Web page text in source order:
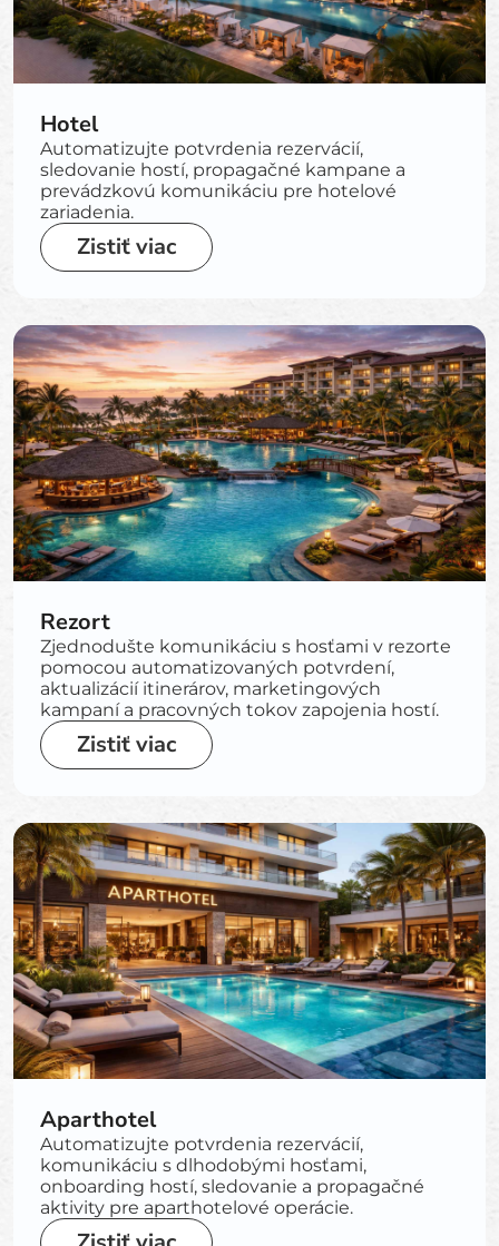
Hotel
Automatizujte potvrdenia rezervácií,
sledovanie hostí, propagačné kampane a
prevádzkovú komunikáciu pre hotelové
zariadenia.
Zistiť viac
Rezort
Zjednodušte komunikáciu s hosťami v rezorte
pomocou automatizovaných potvrdení,
aktualizácií itinerárov, marketingových
kampaní a pracovných tokov zapojenia hostí.
Zistiť viac
Aparthotel
Automatizujte potvrdenia rezervácií,
komunikáciu s dlhodobými hosťami,
onboarding hostí, sledovanie a propagačné
aktivity pre aparthotelové operácie.